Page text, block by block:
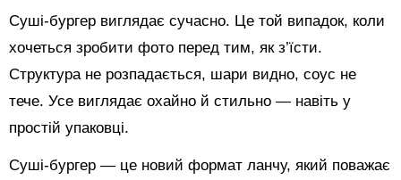
Суші-бургер виглядає сучасно. Це той випадок, коли
хочеться зробити фото перед тим, як з’їсти.
Структура не розпадається, шари видно, соус не
тече. Усе виглядає охайно й стильно — навіть у
простій упаковці.
Суші-бургер — це новий формат ланчу, який поважає